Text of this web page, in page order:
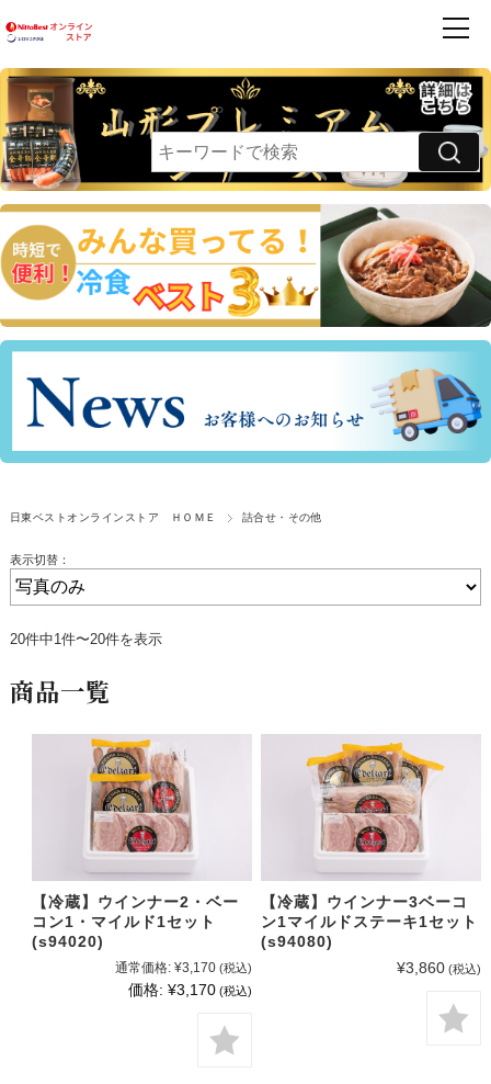
卵乳小麦 不使用 お買得品
日東ベストオンラインストア ＨＯＭＥ 詰合せ・その他
表示切替：
20件中1件〜20件を表示
商品一覧
【冷蔵】ウインナー2・ベー
コン1・マイルド1セット
(s94020)
通常価格: ¥3,170 (税込)
価格: ¥3,170 (税込)
【冷蔵】ウインナー3ベーコ
ン1マイルドステーキ1セット
(s94080)
¥3,860 (税込)